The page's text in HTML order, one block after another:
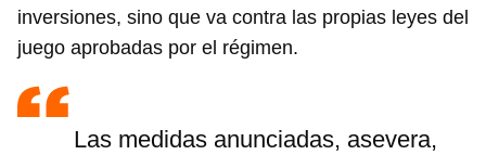
inversiones, sino que va contra las propias leyes del
juego aprobadas por el régimen.
Las medidas anunciadas, asevera,